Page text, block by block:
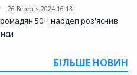
26 Вересня 2024 16:13
50+: нардеп роз'яснив
БІЛЬШЕ НОВИН